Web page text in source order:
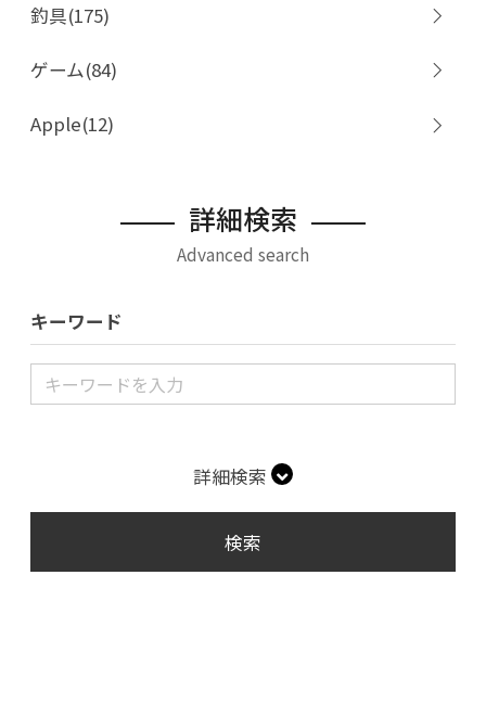
釣具(175)
ゲーム(84)
Apple(12)
詳細検索
Advanced search
キーワード
詳細検索
検索